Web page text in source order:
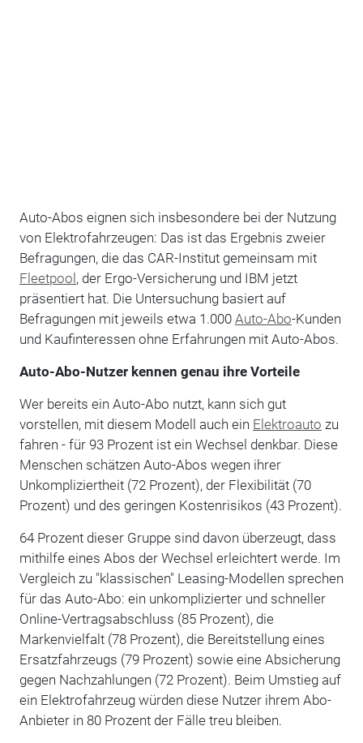
Auto-Abos eignen sich insbesondere bei der Nutzung
von Elektrofahrzeugen: Das ist das Ergebnis zweier
Befragungen, die das CAR-Institut gemeinsam mit
Fleetpool, der Ergo-Versicherung und IBM jetzt
präsentiert hat. Die Untersuchung basiert auf
Befragungen mit jeweils etwa 1.000 Auto-Abo-Kunden
und Kaufinteressen ohne Erfahrungen mit Auto-Abos.
Auto-Abo-Nutzer kennen genau ihre Vorteile
Wer bereits ein Auto-Abo nutzt, kann sich gut
vorstellen, mit diesem Modell auch ein Elektroauto zu
fahren - für 93 Prozent ist ein Wechsel denkbar. Diese
Menschen schätzen Auto-Abos wegen ihrer
Unkompliziertheit (72 Prozent), der Flexibilität (70
Prozent) und des geringen Kostenrisikos (43 Prozent).
64 Prozent dieser Gruppe sind davon überzeugt, dass
mithilfe eines Abos der Wechsel erleichtert werde. Im
Vergleich zu "klassischen" Leasing-Modellen sprechen
für das Auto-Abo: ein unkomplizierter und schneller
Online-Vertragsabschluss (85 Prozent), die
Markenvielfalt (78 Prozent), die Bereitstellung eines
Ersatzfahrzeugs (79 Prozent) sowie eine Absicherung
gegen Nachzahlungen (72 Prozent). Beim Umstieg auf
ein Elektrofahrzeug würden diese Nutzer ihrem Abo-
Anbieter in 80 Prozent der Fälle treu bleiben.